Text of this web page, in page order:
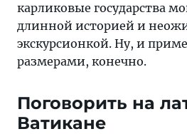
карликовые государства
длинной историей и
экскурсионкой. Ну, и
размерами, конечно.
Поговорить на
Ватикане